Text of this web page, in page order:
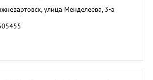
улица Менделеева, 3-а